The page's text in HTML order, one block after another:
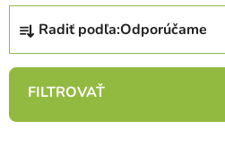
R
d
n
Radiť podľa:Odporúčame